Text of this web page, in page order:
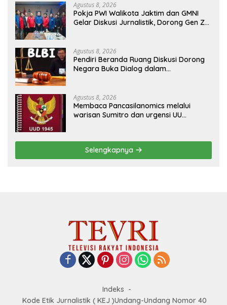
Agustus 8, 2026
Pokja PWI Walikota Jaktim dan GMNI
Gelar Diskusi Jurnalistik, Dorong Gen Z
Agustus 8, 2026
Pendiri Beranda Ruang Diskusi Dorong
Negara Buka Dialog dalam
Agustus 8, 2026
Membaca Pancasilanomics melalui
warisan Sumitro dan urgensi UU
Selengkapnya
Indeks
Kode Etik Jurnalistik ( KEJ )Undang-Undang Nomor 40